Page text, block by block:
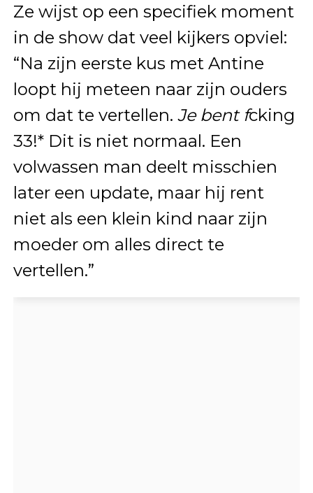
Ze wijst op een specifiek moment
in de show dat veel kijkers opviel:
“Na zijn eerste kus met Antine
loopt hij meteen naar zijn ouders
om dat te vertellen. Je bent fcking
33!* Dit is niet normaal. Een
volwassen man deelt misschien
later een update, maar hij rent
niet als een klein kind naar zijn
moeder om alles direct te
vertellen.”